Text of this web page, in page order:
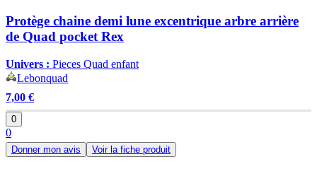
Protège chaine demi lune excentrique arbre arrière
de Quad pocket Rex
Univers : Pieces Quad enfant
Lebonquad
7,00 €
0
0
Donner mon avis Voir la fiche produit